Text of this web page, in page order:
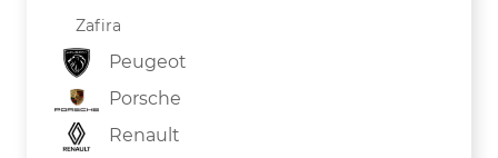
Zafira
Peugeot
Porsche
Renault